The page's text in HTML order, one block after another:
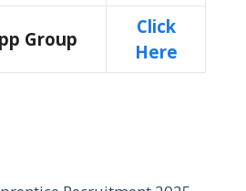
Group
Click
Here